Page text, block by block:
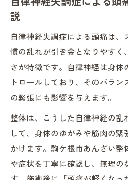
お客様の声に見る整
気づき
なぜ自律神経に整体が有
自律神経の乱れには
か
整体施術が自律神経を
整体で得られる自律
自律神経失調症のお
理由
整体を通じた自律神
説
自律神経失調症による頭痛は、
慣の乱れが引き金となりやすく
さが特徴です。自律神経は身体
トロールしており、そのバラ
の緊張にも影響を与えます。
整体は、こうした自律神経の乱
して、身体のゆがみや筋肉の緊
かけます。駒ケ根市あんざい整
や症状を丁寧に確認し、無理の